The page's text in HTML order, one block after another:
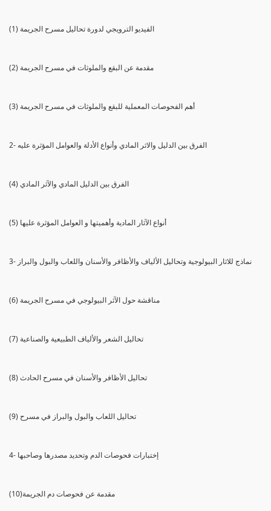
(1) الفيديو الترويجي لدورة تحاليل مسرح الجريمة
(2) مقدمة عن البقع والملوثات في مسرح الجريمة
(3) أهم الفحوصات المعملية للبقع والملوثات في مسرح الجريمة
2- الفرق بين الدليل والاثر المادي وأنواع الأدلة والعوامل المؤثرة عليه
(4) الفرق بين الدليل المادي والآثر المادي
(5) أنواع الآثار المادية وأهميتها و العوامل المؤثرة عليها
3- نماذج للاثار البيولوجية وتحاليل الألياف والأظافر والأسنان واللعاب والبول والبراز
(6) مناقشة حول الآثر البيولوجي في مسرح الجريمة
(7) تحاليل الشعر والألياف الطبيعية والصناعية
(8) تحاليل الأظافر والأسنان في مسرح الحادث
(9) تحاليل اللعاب والبول والبراز في مسرح
4- إختبارات فحوصات الدم وتحديد مصدرها وصاحبها
(10)مقدمة عن فحوصات دم الجريمة